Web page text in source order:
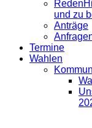
Reden
und zu
Anträge
Termine
Wahlen